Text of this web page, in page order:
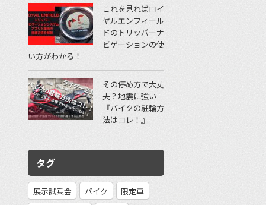
これを見ればロイ
ヤルエンフィール
ドのトリッパーナ
ビゲーションの使
い方がわかる！
その停め方で大丈
夫？地震に強い
『バイクの駐輪方
法はコレ！』
タグ
展示試乗会 バイク
限定車